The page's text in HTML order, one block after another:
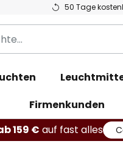
50 Tage
Firmenkunden
159 € auf fast alles